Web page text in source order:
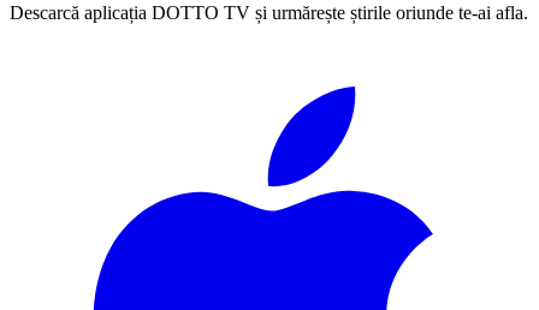
Descarcă aplicația DOTTO TV și urmărește știrile oriunde te-ai afla.